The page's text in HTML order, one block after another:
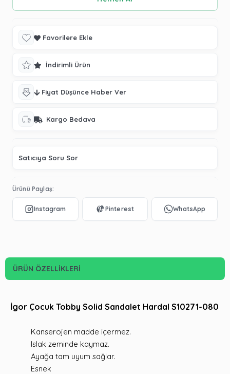
Favorilere Ekle
İndirimli Ürün
Fiyat Düşünce Haber Ver
Kargo Bedava
Satıcıya Soru Sor
Ürünü Paylaş:
ÜRÜN ÖZELLIKLERI
İgor Çocuk Tobby Solid Sandalet Hardal S10271-080
Kanserojen madde içermez.
Islak zeminde kaymaz.
Ayağa tam uyum sağlar.
Esnek